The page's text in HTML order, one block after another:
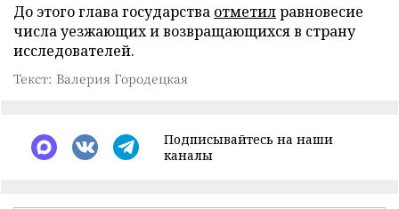
До этого глава государства отметилравновесие
числа уезжающих и возвращающихся в страну
исследователей.
Текст: Валерия Городецкая
Подписывайтесь на наши
каналы